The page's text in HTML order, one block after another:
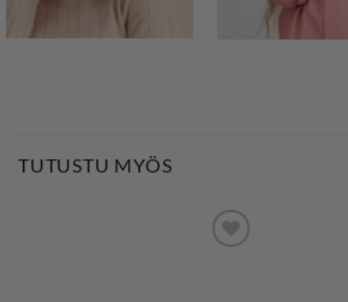
TUTUSTU MYÖS